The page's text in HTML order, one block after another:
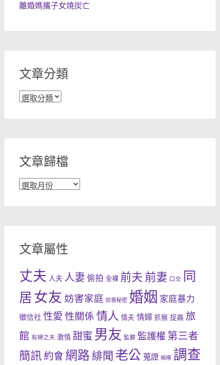
離婚媽攜子女燒炭亡
文章分類
文
文章歸檔
文
文章屬性
丈夫 人夫 人妻 偷拍 全裸 前夫 前妻 口交 同
居女友 妨害家庭 妨害秘密 婚姻 家庭暴力
徵信社 性愛 性關係 情人 情夫 情婦 抓猴 捉姦 旅
館 有婦之夫 激情 甜蜜 男友 監聽 監護權 第三者
簡訊 約會網路 緋聞 老公 蒐證 親暱 調查